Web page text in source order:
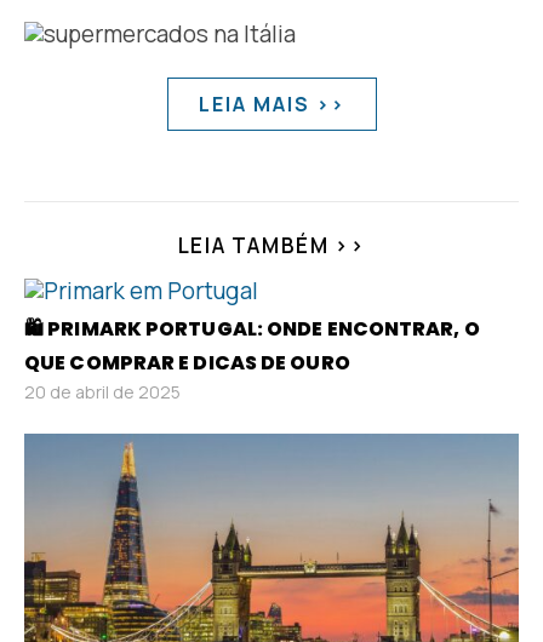
LEIA MAIS >>
LEIA TAMBÉM >>
🛍️ PRIMARK PORTUGAL: ONDE ENCONTRAR, O
QUE COMPRAR E DICAS DE OURO
20 de abril de 2025